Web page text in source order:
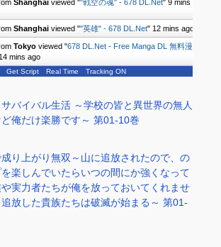
Shanghai viewed ""戦空の魂" - 678 DL.Net" 9 mins
Shanghai viewed ""英雄" - 678 DL.Net" 12 mins ago
Tokyo viewed "678 DL.Net - Free Manga DL 無料漫
14 mins ago
Get Script Real Time Tracking ON
バイバル生活 ～学校の皆と異世界の無人
俺だけ楽勝です～ 第01-10巻
り上がり無双～山に追放されたので、の
楽しんでいたらいつの間にか強くなって
実力者たちが俺を放っておいてくれませ
放した貴族たちは破滅が始まる～ 第01-